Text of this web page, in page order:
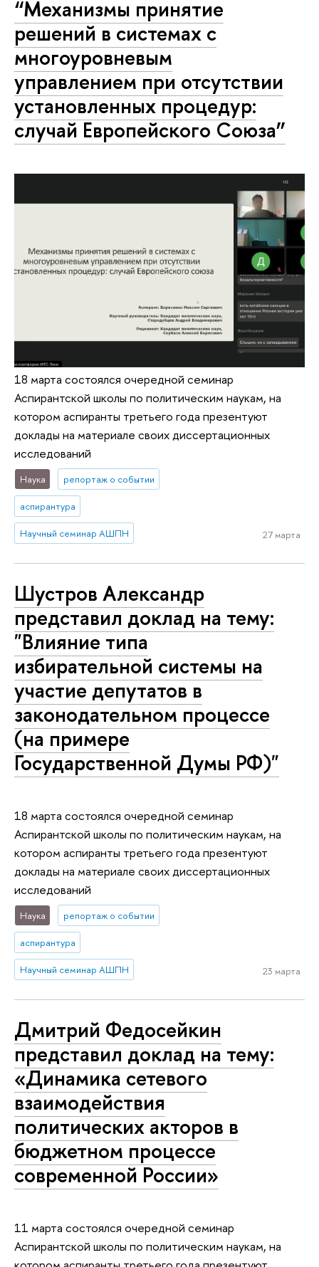
“Механизмы принятие
решений в системах с
многоуровневым
управлением при отсутствии
установленных процедур:
случай Европейского Союза”
18 марта состоялся очередной семинар
Аспирантской школы по политическим наукам, на
котором аспиранты третьего года презентуют
доклады на материале своих диссертационных
исследований
Наука репортаж о событии
аспирантура
Научный семинар АШПН 27 марта
Шустров Александр
представил доклад на тему:
"Влияние типа
избирательной системы на
участие депутатов в
законодательном процессе
(на примере
Государственной Думы РФ)"
18 марта состоялся очередной семинар
Аспирантской школы по политическим наукам, на
котором аспиранты третьего года презентуют
доклады на материале своих диссертационных
исследований
Наука репортаж о событии
аспирантура
Научный семинар АШПН 23 марта
Дмитрий Федосейкин
представил доклад на тему:
«Динамика сетевого
взаимодействия
политических акторов в
бюджетном процессе
современной России»
11 марта состоялся очередной семинар
Аспирантской школы по политическим наукам, на